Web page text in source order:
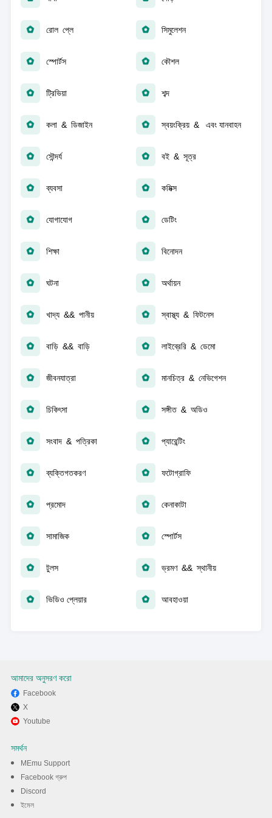
রোল প্লে সিমুলেশন
স্পোর্টস কৌশল
ট্রিভিয়া শব্দ
কলা & ডিজাইন স্বয়ংক্রিয় & এবং যানবাহন
সৌন্দর্য বই & সূত্র
ব্যবসা কমিক্স
যোগাযোগ ডেটিং
শিক্ষা বিনোদন
ঘটনা অর্থায়ন
খাদ্য && পানীয় স্বাস্থ্য & ফিটনেস
বাড়ি && বাড়ি লাইব্রেরি & ডেমো
জীবনযাত্রা মানচিত্র & নেভিগেশন
চিকিৎসা সঙ্গীত & অডিও
সংবাদ & পত্রিকা প্যারেন্টিং
ব্যক্তিগতকরণ ফটোগ্রাফি
প্রমোদ কেনাকাটা
সামাজিক স্পোর্টস
টুলস ভ্রমণ && স্থানীয়
ভিডিও প্লেয়ার আবহাওয়া
আমাদের অনুসরণ করো
Facebook
X
Youtube
সমর্থন
MEmu Support
Facebook গ্রুপ
Discord
ইমেল